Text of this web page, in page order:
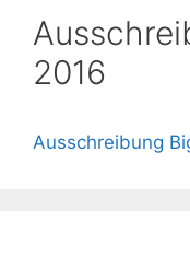
2016
Ausschreibung